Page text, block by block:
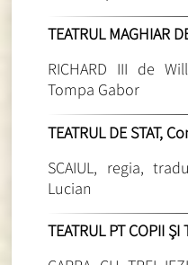
TEATRUL MAGHIAR
RICHARD III de
Tompa Gabor
TEATRUL DE STAT,
SCAIUL, regia,
Lucian
TEATRUL PT COPII